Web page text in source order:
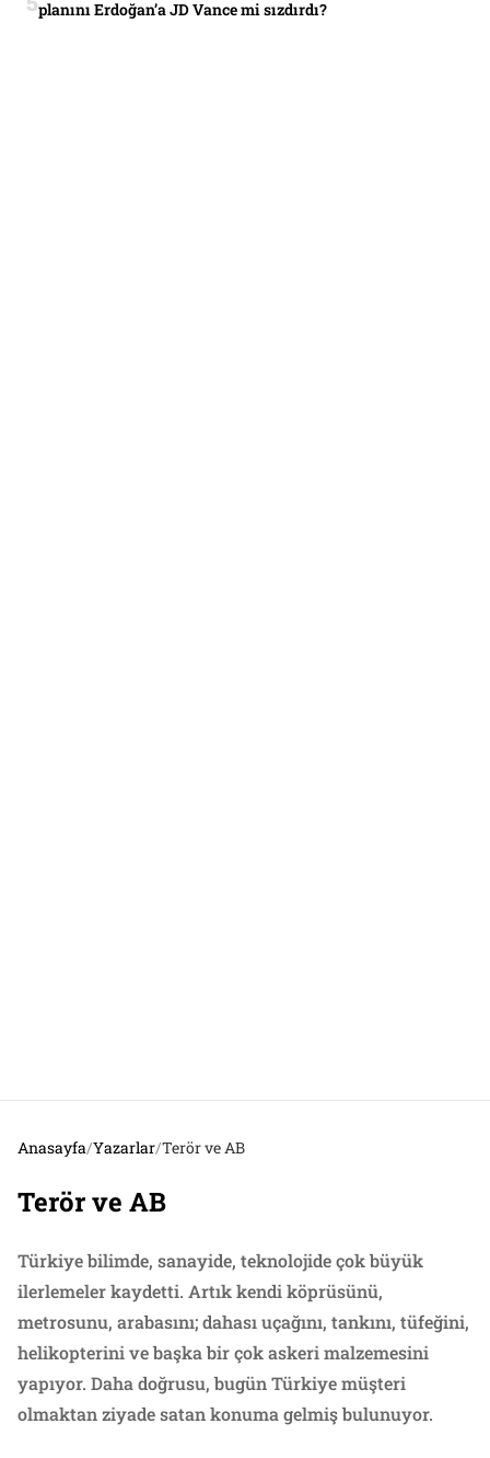
planını Erdoğan’a JD Vance mi sızdırdı?
Anasayfa/Yazarlar/Terör ve AB
Terör ve AB
Türkiye bilimde, sanayide, teknolojide çok büyük
ilerlemeler kaydetti. Artık kendi köprüsünü,
metrosunu, arabasını; dahası uçağını, tankını, tüfeğini,
helikopterini ve başka bir çok askeri malzemesini
yapıyor. Daha doğrusu, bugün Türkiye müşteri
olmaktan ziyade satan konuma gelmiş bulunuyor.